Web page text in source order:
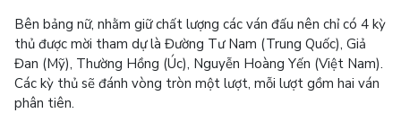
Bên bảng nữ, nhằm giữ chất lượng các ván đấu nên chỉ có 4 kỳ
thủ được mời tham dự là Đường Tư Nam (Trung Quốc), Giả
Đan (Mỹ), Thường Hồng (Úc), Nguyễn Hoàng Yến (Việt Nam).
Các kỳ thủ sẽ đánh vòng tròn một lượt, mỗi lượt gồm hai ván
phân tiên.